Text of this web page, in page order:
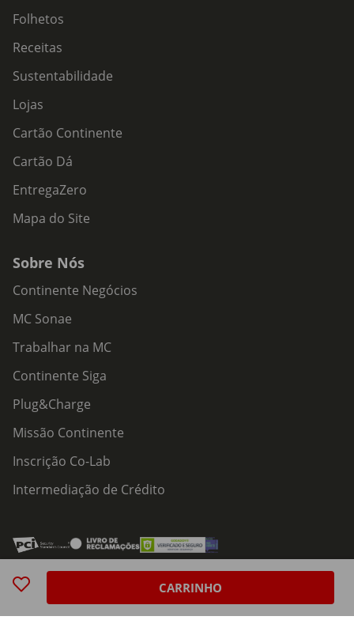
CARRINHO
Folhetos
Receitas
Sustentabilidade
Lojas
Cartão Continente
Cartão Dá
EntregaZero
Mapa do Site
Sobre Nós
Continente Negócios
MC Sonae
Trabalhar na MC
Continente Siga
Plug&Charge
Missão Continente
Inscrição Co-Lab
Intermediação de Crédito
Acessibilidade Política de Cookies